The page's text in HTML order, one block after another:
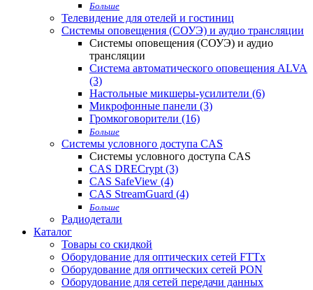
Больше
Телевидение для отелей и гостиниц
Системы оповещения (СОУЭ) и аудио трансляции
Системы оповещения (СОУЭ) и аудио
трансляции
Система автоматического оповещения ALVA
(3)
Настольные микшеры-усилители (6)
Микрофонные панели (3)
Громкоговорители (16)
Больше
Системы условного доступа CAS
Системы условного доступа CAS
CAS DRECrypt (3)
CAS SafeView (4)
CAS StreamGuard (4)
Больше
Радиодетали
Каталог
Товары со скидкой
Оборудование для оптических сетей FTTx
Оборудование для оптических сетей PON
Оборудование для сетей передачи данных